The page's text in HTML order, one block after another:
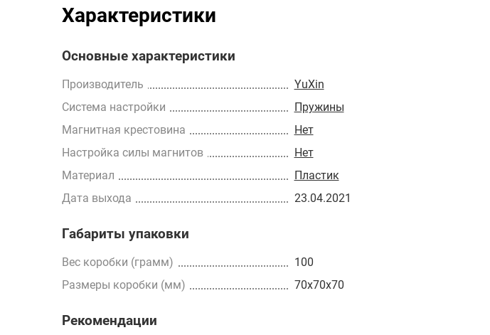
Характеристики
Основные характеристики
Производитель
YuXin
Cистема настройки
Пружины
Магнитная крестовина
Нет
Настройка силы магнитов
Нет
Материал
Пластик
Дата выхода
23.04.2021
Габариты упаковки
Вес коробки (грамм)
100
Размеры коробки (мм)
70x70x70
Рекомендации